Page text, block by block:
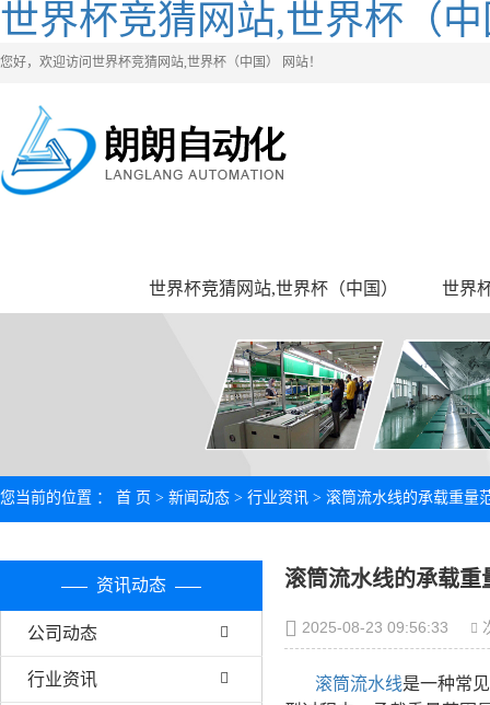
世界杯竞猜网站,世界杯（
您好，欢迎访问世界杯竞猜网站,世界杯（中国） 网站！
世界杯竞猜网站,世界杯（中国） 世界
您当前的位置 ： 首 页 > 新闻动态 > 行业资讯 > 滚筒流水线的承载重量
资讯动态
公司动态
行业资讯
滚筒流水线的承载重
2025-08-23 09:56:33
滚筒流水线是一种常